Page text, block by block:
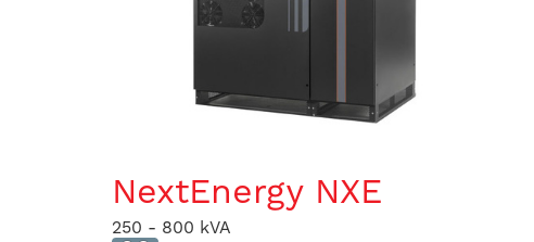
NextEnergy NXE
250 - 800 kVA